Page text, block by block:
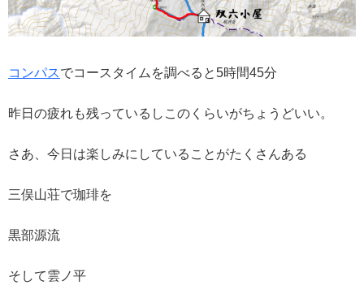
コンパスでコースタイムを調べると5時間45分
昨日の疲れも残っているしこのくらいがちょうどいい。
さあ、今日は楽しみにしていることがたくさんある
三俣山荘で珈琲を
黒部源流
そして雲ノ平